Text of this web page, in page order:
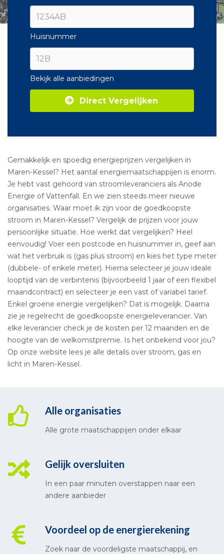
Huisnummer
Bekijk alle aanbiedingen
Direct Vergelijken
Gemakkelijk en spoedig energieprijzen vergelijken in
Maren-Kessel? Het aantal energiemaatschappijen is enorm.
Je hebt vast gehoord van stroomleveranciers als Anode
Energie of Vattenfall. En we zien steeds meer nieuwe
organisaties. Waar moet ik zijn voor de goedkoopste
stroom in Maren-Kessel? Vergelijk de prijzen voor jouw
persoonlijke situatie. Hoe werkt dat vergelijken? Heel
eenvoudig! Voer een postcode en huisnummer in, geef aan
wat het verbruik is (gas plus stroom) en kies het type meter
(dubbele- of enkele meter). Hierna selecteer je jouw ideale
looptijd van de verbintenis (bijvoorbeeld 1 jaar of een flexibel
maandcontract) en selecteer je een vast of variabel tarief.
Enkel groene energie vergelijken? Dat is mogelijk. Daarna
zie je regelrecht de goedkoopste energieleverancier. Van
elke leverancier check je de kosten per 12 maanden en de
hoogte van de welkomstpremie. Is het onbekend voor jou?
Op onze website lees je alle details over stroom, gas en
licht in Maren-Kessel.
Alle organisaties
Alle grote maatschappijen onder elkaar
Gelijk oversluiten
In een paar minuten overstappen naar een
andere aanbieder
Voordeel op de energierekening
Zoek naar de voordeligste maatschappij, en